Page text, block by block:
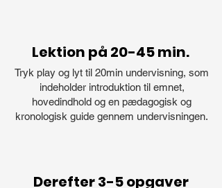
Lektion på 20-45 min.
Tryk play og lyt til 20min undervisning, som
indeholder introduktion til emnet,
hovedindhold og en pædagogisk og
kronologisk guide gennem undervisningen.
Derefter 3-5 opgaver